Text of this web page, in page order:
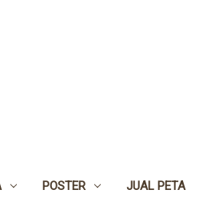
POSTER JUAL PETA